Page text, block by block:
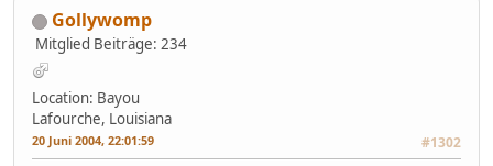
Gollywomp
Mitglied Beiträge: 234
Location: Bayou
Lafourche, Louisiana
20 Juni 2004, 22:01:59 #1302